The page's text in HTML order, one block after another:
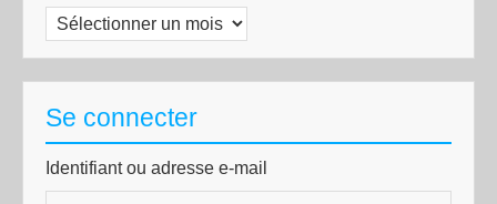
Archives
Se connecter
Identifiant ou adresse e-mail